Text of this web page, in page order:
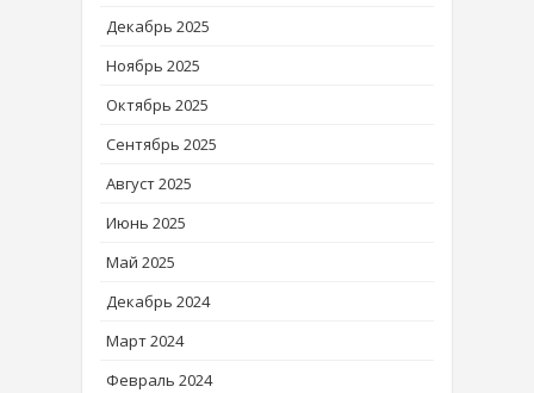
Декабрь 2025
Ноябрь 2025
Октябрь 2025
Сентябрь 2025
Август 2025
Июнь 2025
Май 2025
Декабрь 2024
Март 2024
Февраль 2024